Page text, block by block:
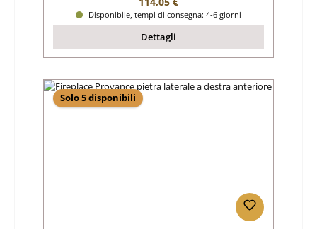
Disponibile, tempi di consegna: 4-6 giorni
Dettagli
Solo 5 disponibili